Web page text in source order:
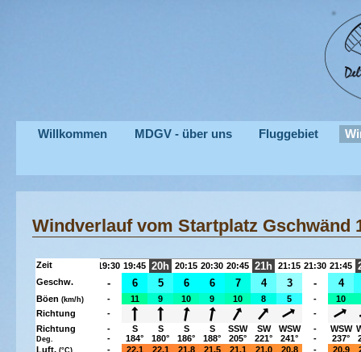
Willkommen MDGV - über uns Fluggebiet
Windverlauf vom Startplatz Gschwänd